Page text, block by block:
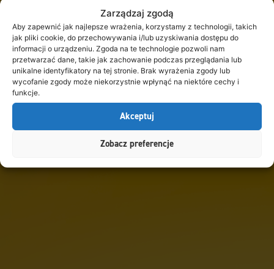
Zarządzaj zgodą
Aby zapewnić jak najlepsze wrażenia, korzystamy z technologii, takich
jak pliki cookie, do przechowywania i/lub uzyskiwania dostępu do
informacji o urządzeniu. Zgoda na te technologie pozwoli nam
przetwarzać dane, takie jak zachowanie podczas przeglądania lub
unikalne identyfikatory na tej stronie. Brak wyrażenia zgody lub
wycofanie zgody może niekorzystnie wpłynąć na niektóre cechy i
funkcje.
Akceptuj
Zobacz preferencje
ZAPISZ SIĘ